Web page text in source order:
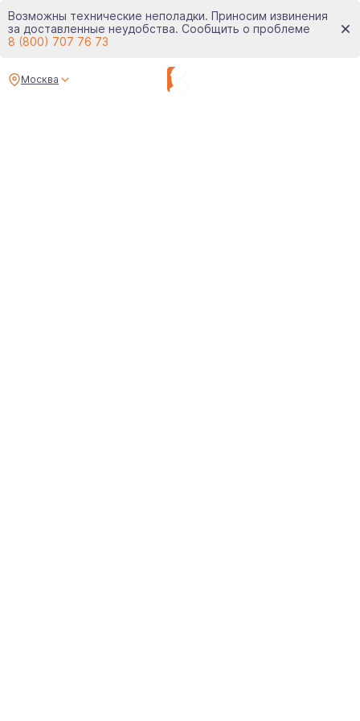
Возможны технические неполадки. Приносим извинения
за доставленные неудобства. Сообщить о проблеме
8 (800) 707 76 73
Москва